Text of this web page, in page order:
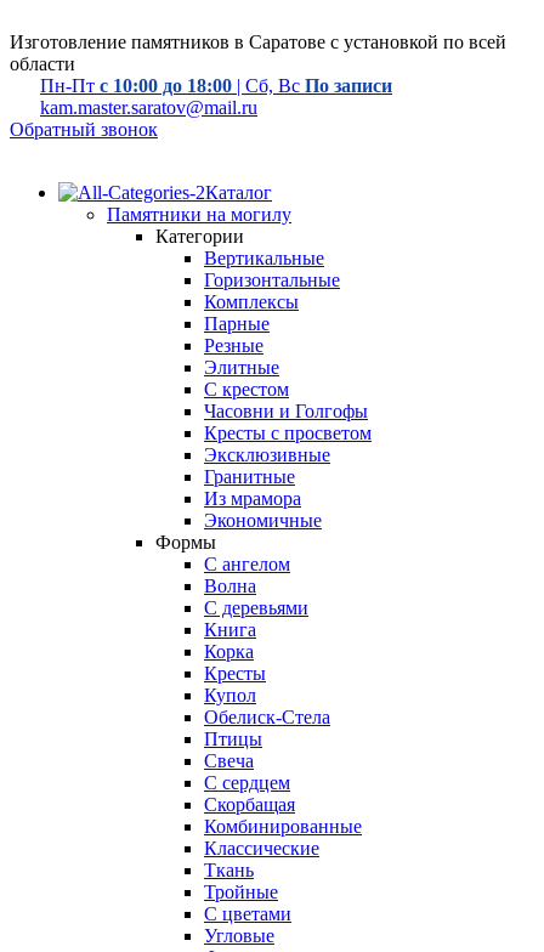
Изготовление памятников в Саратове с установкой по всей
области
Пн-Пт с 10:00 до 18:00 | Сб, Вс По записи
kam.master.saratov@mail.ru
Обратный звонок
Каталог
Памятники на могилу
Категории
Вертикальные
Горизонтальные
Комплексы
Парные
Резные
Элитные
С крестом
Часовни и Голгофы
Кресты с просветом
Эксклюзивные
Гранитные
Из мрамора
Экономичные
Формы
С ангелом
Волна
С деревьями
Книга
Корка
Кресты
Купол
Обелиск-Стела
Птицы
Свеча
С сердцем
Скорбащая
Комбинированные
Классические
Ткань
Тройные
С цветами
Угловые